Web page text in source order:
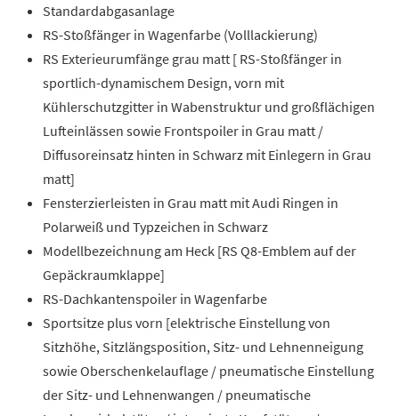
Standardabgasanlage
RS-Stoßfänger in Wagenfarbe (Volllackierung)
RS Exterieurumfänge grau matt [ RS-Stoßfänger in
sportlich-dynamischem Design, vorn mit
Kühlerschutzgitter in Wabenstruktur und großflächigen
Lufteinlässen sowie Frontspoiler in Grau matt /
Diffusoreinsatz hinten in Schwarz mit Einlegern in Grau
matt]
Fensterzierleisten in Grau matt mit Audi Ringen in
Polarweiß und Typzeichen in Schwarz
Modellbezeichnung am Heck [RS Q8-Emblem auf der
Gepäckraumklappe]
RS-Dachkantenspoiler in Wagenfarbe
Sportsitze plus vorn [elektrische Einstellung von
Sitzhöhe, Sitzlängsposition, Sitz- und Lehnenneigung
sowie Oberschenkelauflage / pneumatische Einstellung
der Sitz- und Lehnenwangen / pneumatische